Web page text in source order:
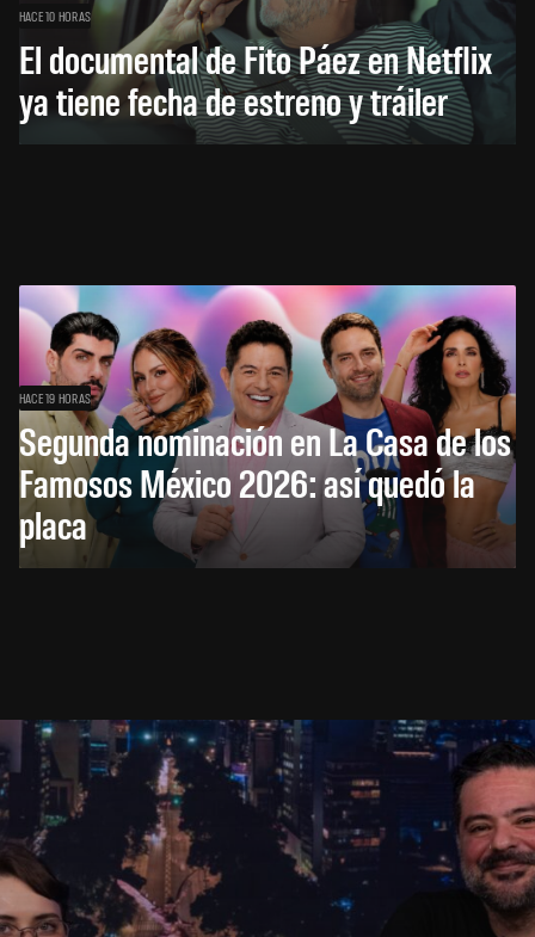
HACE 10 HORAS
El documental de Fito Páez en Netflix
ya tiene fecha de estreno y tráiler
HACE 19 HORAS
Segunda nominación en La Casa de los
Famosos México 2026: así quedó la
placa